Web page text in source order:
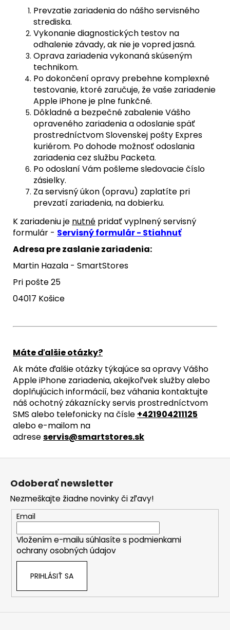
Prevzatie zariadenia do nášho servisného
strediska.
Vykonanie diagnostických testov na
odhalenie závady, ak nie je vopred jasná.
Oprava zariadenia vykonaná skúseným
technikom.
Po dokončení opravy prebehne komplexné
testovanie, ktoré zaručuje, že vaše zariadenie
Apple iPhone je plne funkčné.
Dôkladné a bezpečné zabalenie Vášho
opraveného zariadenia a odoslanie späť
prostredníctvom Slovenskej pošty Expres
kuriérom. Po dohode možnosť odoslania
zariadenia cez službu Packeta.
Po odoslaní Vám pošleme sledovacie číslo
zásielky.
Za servisný úkon (opravu) zaplatíte pri
prevzatí zariadenia, na dobierku.
K zariadeniu je nutné pridať vyplnený servisný
formulár - Servisný formulár - Stiahnuť
Adresa pre zaslanie zariadenia:
Martin Hazala - SmartStores
Pri pošte 25
04017 Košice
Máte ďalšie otázky?
Ak máte ďalšie otázky týkajúce sa opravy Vášho
Apple iPhone zariadenia, akejkoľvek služby alebo
doplňujúcich informácií, bez váhania kontaktujte
náš ochotný zákaznícky servis prostredníctvom
SMS alebo telefonicky na čísle +421904211125
alebo e-mailom na
adreseservis@smartstores.sk
Z
Odoberať newsletter
Nezmeškajte žiadne novinky či zľavy!
Email
Vložením e-mailu súhlasíte s podmienkami
ochrany osobných údajov
PRIHLÁSIŤ SA